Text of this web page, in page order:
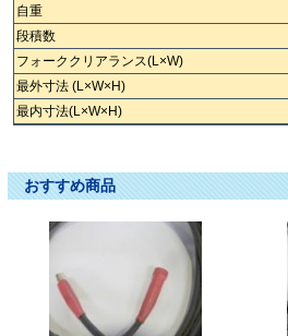
自重
段積数
フォーククリアランス(L×W)
最外寸法 (L×W×H)
最内寸法(L×W×H)
おすすめ商品